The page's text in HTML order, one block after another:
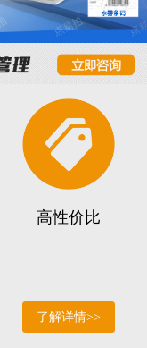
高性价比
了解详情>>